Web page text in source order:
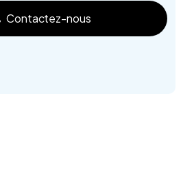
Contactez-nous